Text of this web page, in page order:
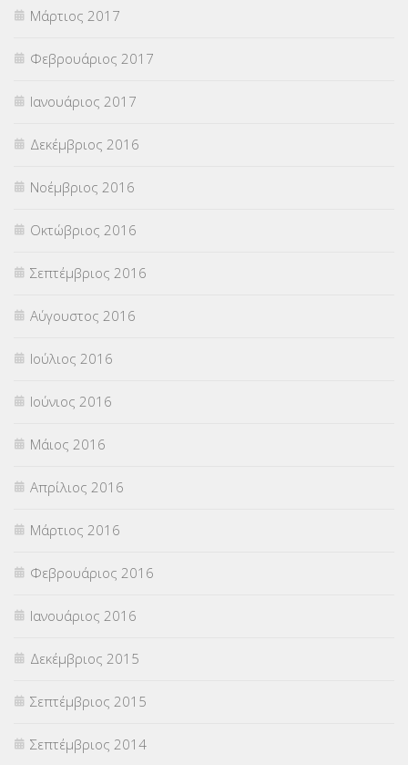
Μάρτιος 2017
Φεβρουάριος 2017
Ιανουάριος 2017
Δεκέμβριος 2016
Νοέμβριος 2016
Οκτώβριος 2016
Σεπτέμβριος 2016
Αύγουστος 2016
Ιούλιος 2016
Ιούνιος 2016
Μάιος 2016
Απρίλιος 2016
Μάρτιος 2016
Φεβρουάριος 2016
Ιανουάριος 2016
Δεκέμβριος 2015
Σεπτέμβριος 2015
Σεπτέμβριος 2014